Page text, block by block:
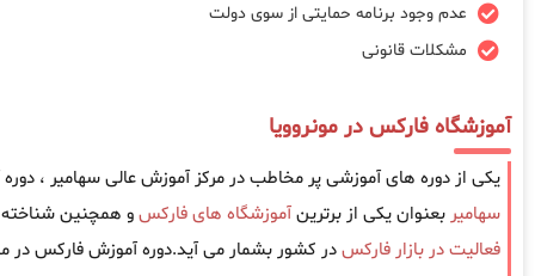
عدم وجود برنامه حمایتی از سوی دولت
مشکلات قانونی
آموزشگاه فارکس در مونروویا
یکی از دوره های آموزشی پر مخاطب در مرکز آموزش عالی سهامیر ،
سهامیر بعنوان یکی از برترینآموزشگاه های فارکسو همچنین شناخته
فعالیت در بازار فارکسدر کشور بشمار می آید.دوره آموزش فارکس در